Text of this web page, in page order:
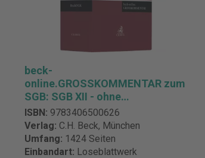
beck-
online.GROSSKOMMENTAR zum
SGB: SGB XII - ohne
Fortsetzungsbezug
ISBN: 9783406500626
Verlag: C.H. Beck, München
Umfang: 1424 Seiten
Einbandart: Loseblattwerk